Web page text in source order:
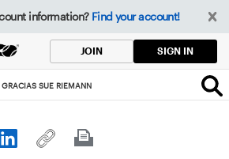
information? Find your account!
JOIN SIGN IN
GRACIAS SUE RIEMANN